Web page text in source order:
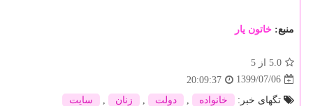
منبع: خاتون یار
5.0 از 5
1399/07/06
20:09:37
تگهای خبر:
خانواده , دولت , زنان , سایت